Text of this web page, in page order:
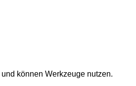
können Werkzeuge nutzen.